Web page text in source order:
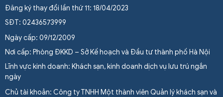
Đăng ký thay đổi lần thứ 11: 18/04/2023
SĐT: 02436573999
Ngày cấp: 09/12/2009
Nơi cấp: Phòng ĐKKD – Sở Kế hoạch và Đầu tư thành phố Hà Nội
Lĩnh vực kinh doanh: Khách sạn, kinh doanh dịch vụ lưu trú ngắn
ngày
Chủ tài khoản: Công ty TNHH Một thành viên Quản lý khách sạn và